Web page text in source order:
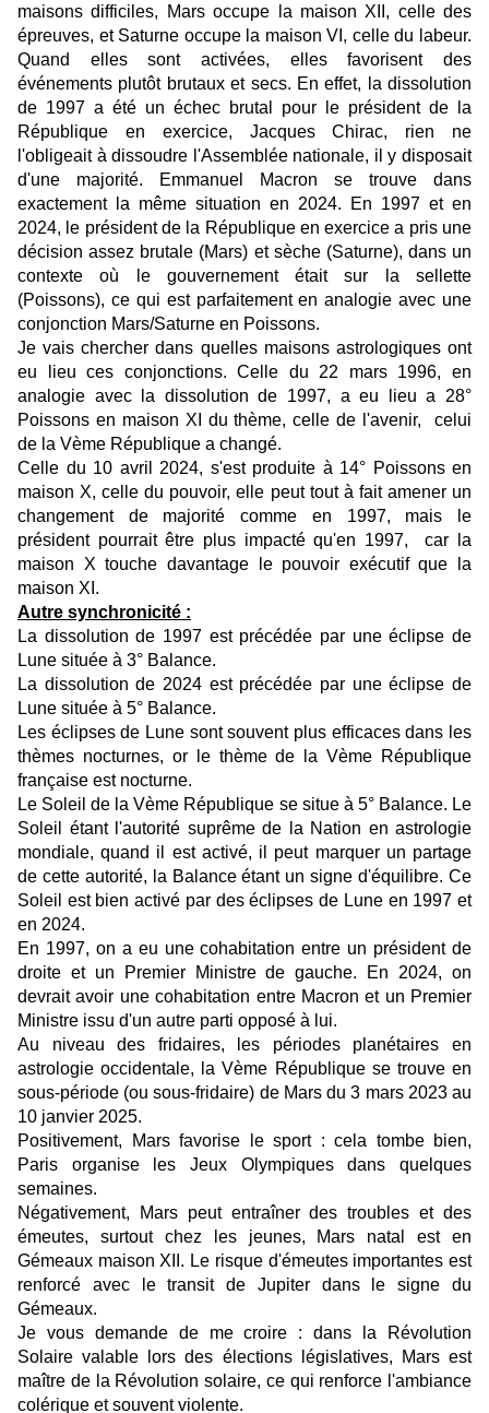
maisons difficiles, Mars occupe la maison XII, celle des
épreuves, et Saturne occupe la maison VI, celle du labeur.
Quand elles sont activées, elles favorisent des
événements plutôt brutaux et secs. En effet, la dissolution
de 1997 a été un échec brutal pour le président de la
République en exercice, Jacques Chirac, rien ne
l'obligeait à dissoudre l'Assemblée nationale, il y disposait
d'une majorité. Emmanuel Macron se trouve dans
exactement la même situation en 2024. En 1997 et en
2024, le président de la République en exercice a pris une
décision assez brutale (Mars) et sèche (Saturne), dans un
contexte où le gouvernement était sur la sellette
(Poissons), ce qui est parfaitement en analogie avec une
conjonction Mars/Saturne en Poissons.
Je vais chercher dans quelles maisons astrologiques ont
eu lieu ces conjonctions. Celle du 22 mars 1996, en
analogie avec la dissolution de 1997, a eu lieu a 28°
Poissons en maison XI du thème, celle de l'avenir, celui
de la Vème République a changé.
Celle du 10 avril 2024, s'est produite à 14° Poissons en
maison X, celle du pouvoir, elle peut tout à fait amener un
changement de majorité comme en 1997, mais le
président pourrait être plus impacté qu'en 1997, car la
maison X touche davantage le pouvoir exécutif que la
maison XI.
Autre synchronicité :
La dissolution de 1997 est précédée par une éclipse de
Lune située à 3° Balance.
La dissolution de 2024 est précédée par une éclipse de
Lune située à 5° Balance.
Les éclipses de Lune sont souvent plus efficaces dans les
thèmes nocturnes, or le thème de la Vème République
française est nocturne.
Le Soleil de la Vème République se situe à 5° Balance. Le
Soleil étant l'autorité suprême de la Nation en astrologie
mondiale, quand il est activé, il peut marquer un partage
de cette autorité, la Balance étant un signe d'équilibre. Ce
Soleil est bien activé par des éclipses de Lune en 1997 et
en 2024.
En 1997, on a eu une cohabitation entre un président de
droite et un Premier Ministre de gauche. En 2024, on
devrait avoir une cohabitation entre Macron et un Premier
Ministre issu d'un autre parti opposé à lui.
Au niveau des fridaires, les périodes planétaires en
astrologie occidentale, la Vème République se trouve en
sous-période (ou sous-fridaire) de Mars du 3 mars 2023 au
10 janvier 2025.
Positivement, Mars favorise le sport : cela tombe bien,
Paris organise les Jeux Olympiques dans quelques
semaines.
Négativement, Mars peut entraîner des troubles et des
émeutes, surtout chez les jeunes, Mars natal est en
Gémeaux maison XII. Le risque d'émeutes importantes est
renforcé avec le transit de Jupiter dans le signe du
Gémeaux.
Je vous demande de me croire : dans la Révolution
Solaire valable lors des élections législatives, Mars est
maître de la Révolution solaire, ce qui renforce l'ambiance
colérique et souvent violente.